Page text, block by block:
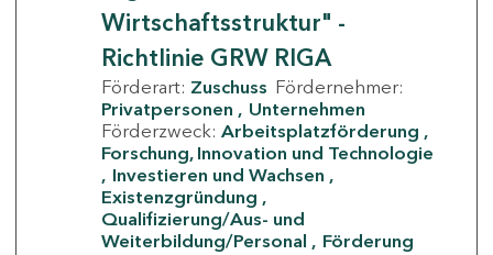
Wirtschaftsstruktur" -
Richtlinie GRW RIGA
Förderart: Zuschuss Fördernehmer:
Privatpersonen
Unternehmen
Förderzweck: Arbeitsplatzförderung
Forschung, Innovation und Technologie
Investieren und Wachsen
Existenzgründung
Qualifizierung/Aus- und
Weiterbildung/Personal
Förderung